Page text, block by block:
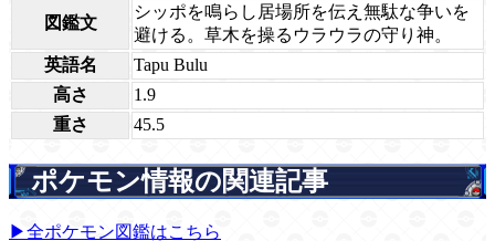
図鑑文
シッポを鳴らし居場所を伝え無駄な争いを
避ける。草木を操るウラウラの守り神。
英語名
Tapu Bulu
高さ
1.9
重さ
45.5
ポケモン情報の関連記事
▶全ポケモン図鑑はこちら